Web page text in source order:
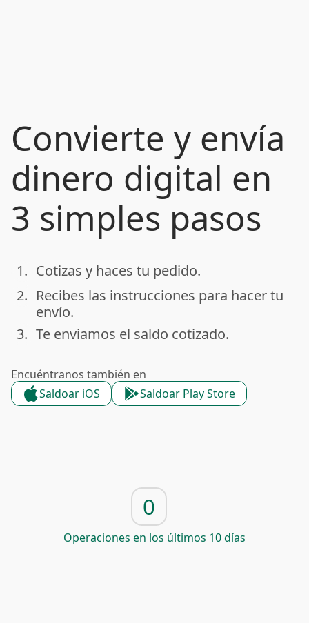
Convierte y envía
dinero digital en
3 simples pasos
done
1. Cotizas y haces tu pedido.
done
2. Recibes las instrucciones para hacer tu
envío.
done
3. Te enviamos el saldo cotizado.
Encuéntranos también en
Saldoar iOS
Saldoar Play Store
0
Operaciones en los últimos 10 días